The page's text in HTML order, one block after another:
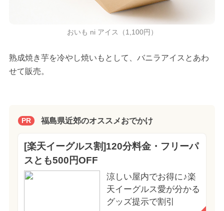
おいも ni アイス（1,100円）
熟成焼き芋を冷やし焼いもとして、バニラアイスとあわ
せて販売。
PR 福島県近郊のオススメおでかけ
[楽天イーグルス割]120分料金・フリーパ
スとも500円OFF
涼しい屋内でお得に♪楽
天イーグルス愛が分かる
グッズ提示で割引